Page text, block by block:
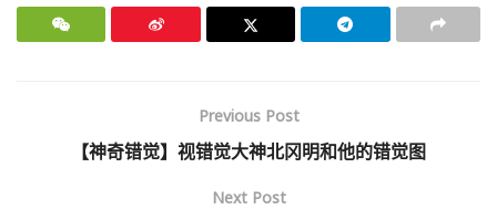
Previous Post
【神奇错觉】视错觉大神北冈明和他的错觉图
Next Post